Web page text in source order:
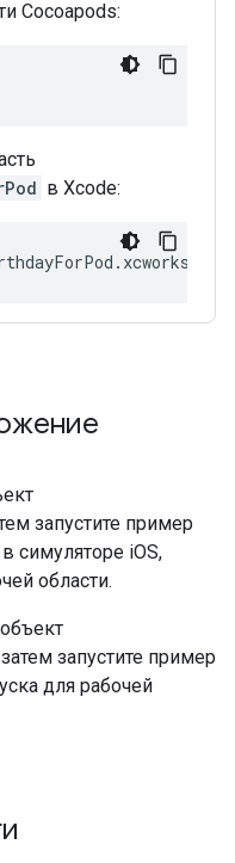
Cocoapods:
в Xcode:
запустите пример
симуляторе iOS,
области.
запустите пример
для рабочей